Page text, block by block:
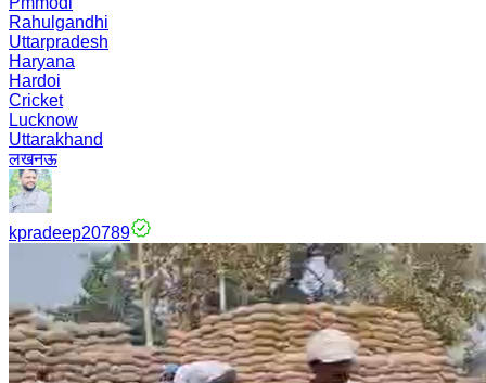
Rahulgandhi
Uttarpradesh
Haryana
Hardoi
Cricket
Lucknow
Uttarakhand
लखनऊ
kpradeep20789